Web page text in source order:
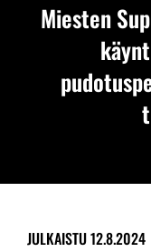
Miesten
JULKAISTU12.8.2024